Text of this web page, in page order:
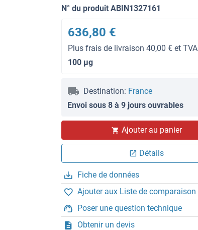
N° du produit ABIN1327161
636,80 €
Plus frais de livraison 40,00 € et TVA
100 μg
Destination: France
Envoi sous 8 à 9 jours ouvrables
Ajouter au panier
Détails
Fiche de données
Ajouter aux Liste de comparaison
Poser une question technique
Obtenir un devis